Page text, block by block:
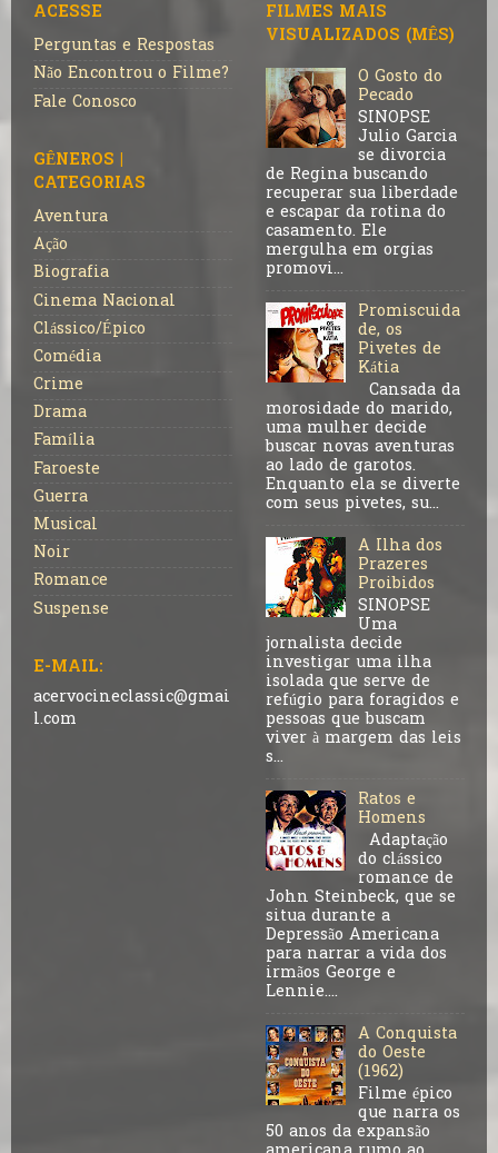
ACESSE
Perguntas e Respostas
Não Encontrou o Filme?
Fale Conosco
GÊNEROS |
CATEGORIAS
Aventura
Ação
Biografia
Cinema Nacional
Clássico/Épico
Comédia
Crime
Drama
Família
Faroeste
Guerra
Musical
Noir
Romance
Suspense
E-MAIL:
acervocineclassic@gmai
l.com
FILMES MAIS
VISUALIZADOS (MÊS)
O Gosto do
Pecado
SINOPSE
Julio Garcia
se divorcia
de Regina buscando
recuperar sua liberdade
e escapar da rotina do
casamento. Ele
mergulha em orgias
promovi...
Promiscuida
de, os
Pivetes de
Kátia
Cansada da
morosidade do marido,
uma mulher decide
buscar novas aventuras
ao lado de garotos.
Enquanto ela se diverte
com seus pivetes, su...
A Ilha dos
Prazeres
Proibidos
SINOPSE
Uma
jornalista decide
investigar uma ilha
isolada que serve de
refúgio para foragidos e
pessoas que buscam
viver à margem das leis
s...
Ratos e
Homens
Adaptação
do clássico
romance de
John Steinbeck, que se
situa durante a
Depressão Americana
para narrar a vida dos
irmãos George e
Lennie....
A Conquista
do Oeste
(1962)
Filme épico
que narra os
50 anos da expansão